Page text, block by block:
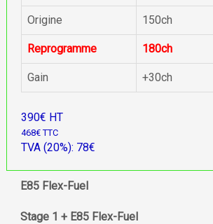
Origine 150ch
Reprogramme 180ch
Gain +30ch
390€ HT
468€ TTC
TVA (20%): 78€
E85 Flex-Fuel
Stage 1 + E85 Flex-Fuel